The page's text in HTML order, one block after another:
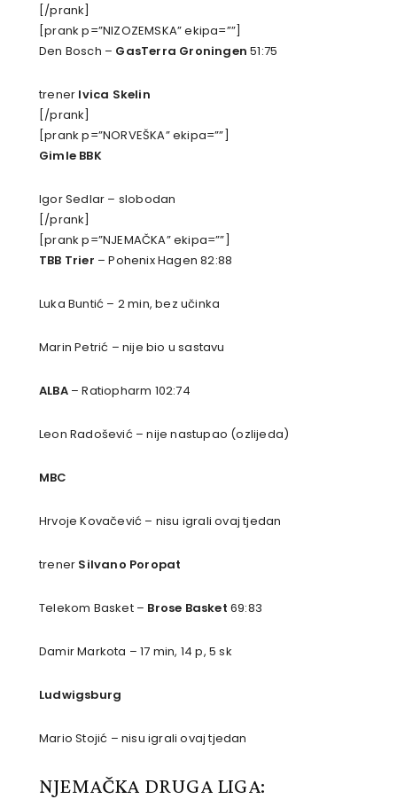
[/prank]
[prank p=”NIZOZEMSKA” ekipa=””]
Den Bosch – GasTerra Groningen51:75
trener Ivica Skelin
[/prank]
[prank p=”NORVEŠKA” ekipa=””]
Gimle BBK
Igor Sedlar – slobodan
[/prank]
[prank p=”NJEMAČKA” ekipa=””]
TBB Trier – Pohenix Hagen 82:88
Luka Buntić – 2 min, bez učinka
Marin Petrić – nije bio u sastavu
ALBA– Ratiopharm 102:74
Leon Radošević – nije nastupao (ozlijeda)
MBC
Hrvoje Kovačević – nisu igrali ovaj tjedan
trener Silvano Poropat
Telekom Basket – Brose Basket 69:83
Damir Markota – 17 min, 14 p, 5 sk
Ludwigsburg
Mario Stojić – nisu igrali ovaj tjedan
NJEMAČKA DRUGA LIGA: